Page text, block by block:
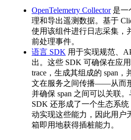
OpenTelemetry Collector是一
理和导出遥测数据。基于
使用该组件进行日志采集，
前处理事件。
语言 SDK 用于实现规范、
出。这些 SDK 可确保在应
trace，生成其组成的 span
文在服务之间传播——从而
并确保 span 之间可以关联
SDK 还形成了一个生态系
动实现这些能力，因此用户
箱即用地获得插桩能力。